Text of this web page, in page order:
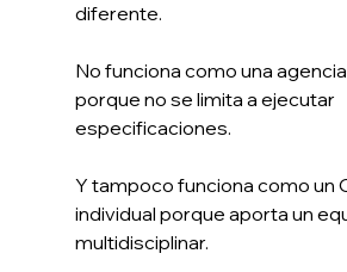
diferente.
No funciona como una
porque no se limita a ejecutar
especificaciones.
Y tampoco funciona como un
individual porque aporta un
multidisciplinar.